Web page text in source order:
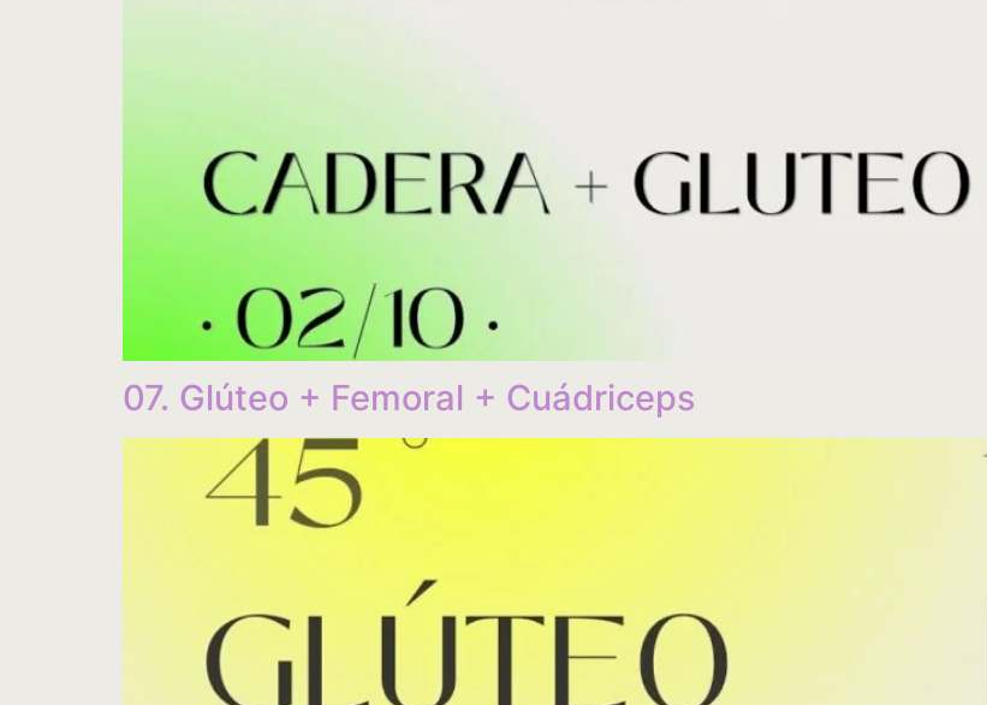
07. Glúteo + Femoral + Cuádriceps